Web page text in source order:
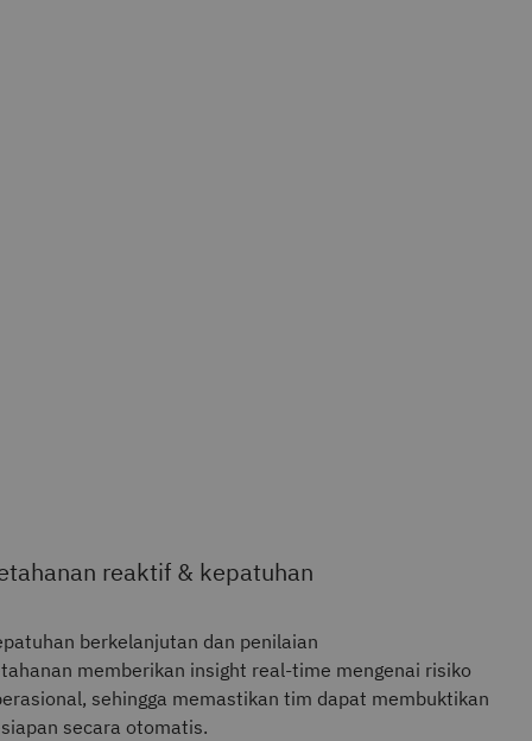
reaktif & kepatuhan
berkelanjutan dan penilaian
memberikan insight real-time mengenai risiko
sehingga memastikan tim dapat membuktikan
secara otomatis.